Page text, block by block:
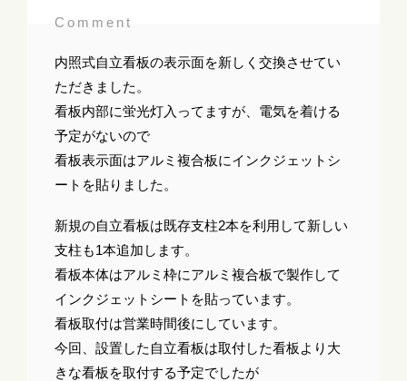
Comment
内照式自立看板の表示面を新しく交換させてい
ただきました。
看板内部に蛍光灯入ってますが、電気を着ける
予定がないので
看板表示面はアルミ複合板にインクジェットシ
ートを貼りました。
新規の自立看板は既存支柱2本を利用して新しい
支柱も1本追加します。
看板本体はアルミ枠にアルミ複合板で製作して
インクジェットシートを貼っています。
看板取付は営業時間後にしています。
今回、設置した自立看板は取付した看板より大
きな看板を取付する予定でしたが